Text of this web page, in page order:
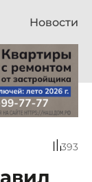
Новости
393